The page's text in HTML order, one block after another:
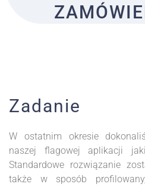
Zadanie
W ostatnim okresie
naszej flagowej aplikacji
Standardowe rozwiązanie
także w sposób